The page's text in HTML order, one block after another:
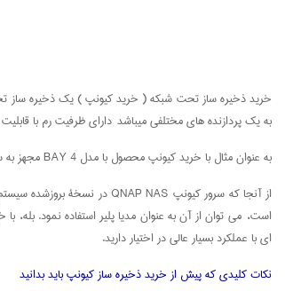
به یک پردازنده های مختلفی میباشد دارای ظرفیت رم با
به عنوان مثال با خرید کیونپ محصول با مدل 4 BAY مجهز به سی پی یو چهار هسته ای و چهار سینی نصب هارد دیسک با توجه به امکاناتی که به ما میدهد خرید کیونپ و اعتماد به آن منطقی به نظر می آید.
ای با عملکرد بسیار عالی در اختیار دارید.
نکات کلیدی که پیش از خرید ذخیره ساز کیونپ باید بدانید